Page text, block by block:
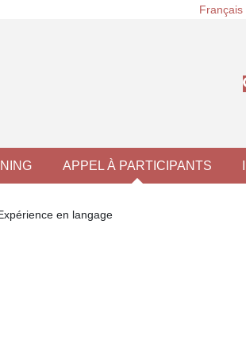
Français
APPEL À PARTICIPANTS
en langage